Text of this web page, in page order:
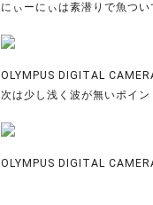
にぃーにぃは素潜りで魚つい
OLYMPUS DIGITAL
次は少し浅く波が無いポイ
OLYMPUS DIGITAL